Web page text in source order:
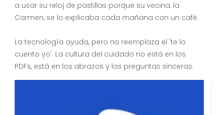
a usar su reloj de pastillas porque su vecina, la
Carmen, se lo explicaba cada mañana con un café.
La tecnología ayuda, pero no reemplaza el 'te lo
cuento yo'. La cultura del cuidado no está en los
PDFs, está en los abrazos y las preguntas sinceras.